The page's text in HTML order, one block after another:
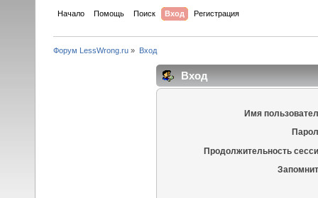
Начало Помощь Поиск Вход Регистрация
Форум LessWrong.ru » Вход
Вход
Имя
Продолжительность